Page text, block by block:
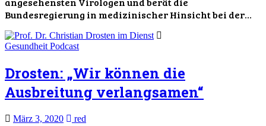
Bundesregierung in medizinischer Hinsicht bei der…
Gesundheit Podcast
Drosten: „Wir können die
Ausbreitung verlangsamen“
März 3, 2020 red